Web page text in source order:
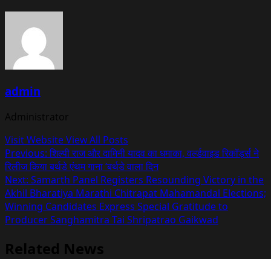
admin
Administrator
Visit WebsiteView All Posts
Post
navigation
Previous:शिल्पी राज और दामिनी यादव का धमाका, वर्ल्डवाइड रिकॉर्ड्स ने
रिलीज किया बर्थडे एंथम गाना ‘बर्थडे वाला दिन
Next: Samarth Panel Registers Resounding Victory in the
Akhil Bharatiya Marathi Chitrapat Mahamandal Elections;
Winning Candidates Express Special Gratitude to
Producer Sanghamitra Tai Shripatrao Gaikwad
Related News